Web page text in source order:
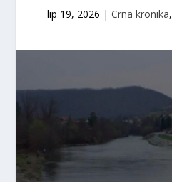
lip 19, 2026 | Crna kronika,